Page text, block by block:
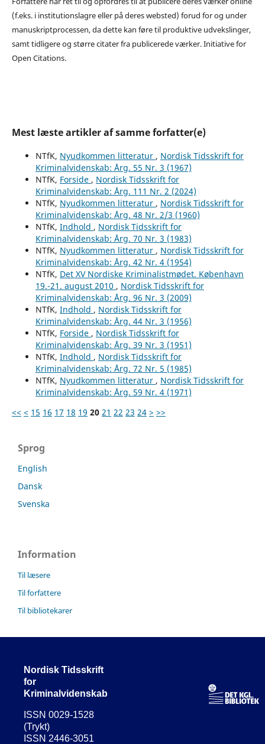
(f.eks. i institutionslagre eller på deres websted) forud for og under
manuskriptprocessen, da dette kan føre til produktive udvekslinger,
samt tidligere og større citater fra publicerede værker. Initiative for
Open Citations.
Mest læste artikler af samme forfatter(e)
NTfK, Nyudkommen litteratur , Nordisk Tidsskrift for
Kriminalvidenskab: Årg. 55 Nr. 3 (1967)
NTfK, Forside , Nordisk Tidsskrift for
Kriminalvidenskab: Årg. 111 Nr. 2 (2024)
NTfK, Nyudkommen litteratur , Nordisk Tidsskrift for
Kriminalvidenskab: Årg. 48 Nr. 2/3 (1960)
NTfK, Indhold , Nordisk Tidsskrift for
Kriminalvidenskab: Årg. 70 Nr. 3 (1983)
NTfK, Nyudkommen litteratur , Nordisk Tidsskrift for
Kriminalvidenskab: Årg. 42 Nr. 4 (1954)
NTfK, Det XV Nordiske Kriminalistmødet. København
19.-21. august 2010 , Nordisk Tidsskrift for
Kriminalvidenskab: Årg. 96 Nr. 3 (2009)
NTfK, Indhold , Nordisk Tidsskrift for
Kriminalvidenskab: Årg. 44 Nr. 3 (1956)
NTfK, Forside , Nordisk Tidsskrift for
Kriminalvidenskab: Årg. 39 Nr. 3 (1951)
NTfK, Indhold , Nordisk Tidsskrift for
Kriminalvidenskab: Årg. 72 Nr. 5 (1985)
NTfK, Nyudkommen litteratur , Nordisk Tidsskrift for
Kriminalvidenskab: Årg. 59 Nr. 4 (1971)
<< < 15 16 17 18 19 20 21 22 23 24 > >>
Sprog
English
Dansk
Svenska
Information
Til læsere
Til forfattere
Til bibliotekarer
Nordisk Tidsskrift
for
Kriminalvidenskab
ISSN 0029-1528
(Trykt)
ISSN 2446-3051